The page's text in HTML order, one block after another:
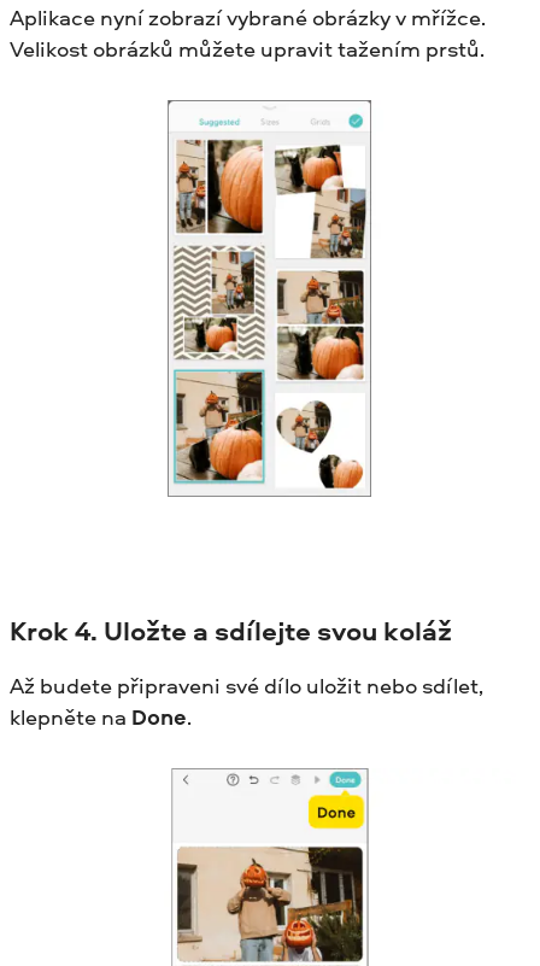
Aplikace nyní zobrazí vybrané obrázky v mřížce.
Velikost obrázků můžete upravit tažením prstů.
Krok 4. Uložte a sdílejte svou koláž
Až budete připraveni své dílo uložit nebo sdílet,
klepněte na Done.